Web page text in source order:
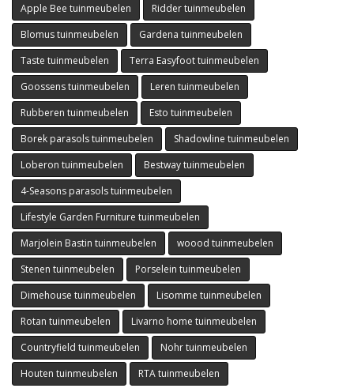
Apple Bee tuinmeubelen
Ridder tuinmeubelen
Blomus tuinmeubelen
Gardena tuinmeubelen
Taste tuinmeubelen
Terra Easyfoot tuinmeubelen
Goossens tuinmeubelen
Leren tuinmeubelen
Rubberen tuinmeubelen
Esto tuinmeubelen
Borek parasols tuinmeubelen
Shadowline tuinmeubelen
Loberon tuinmeubelen
Bestway tuinmeubelen
4-Seasons parasols tuinmeubelen
Lifestyle Garden Furniture tuinmeubelen
Marjolein Bastin tuinmeubelen
woood tuinmeubelen
Stenen tuinmeubelen
Porselein tuinmeubelen
Dimehouse tuinmeubelen
Lisomme tuinmeubelen
Rotan tuinmeubelen
Livarno home tuinmeubelen
Countryfield tuinmeubelen
Nohr tuinmeubelen
Houten tuinmeubelen
RTA tuinmeubelen